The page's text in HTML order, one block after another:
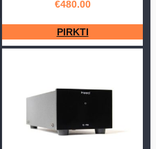
€480.00
PIRKTI